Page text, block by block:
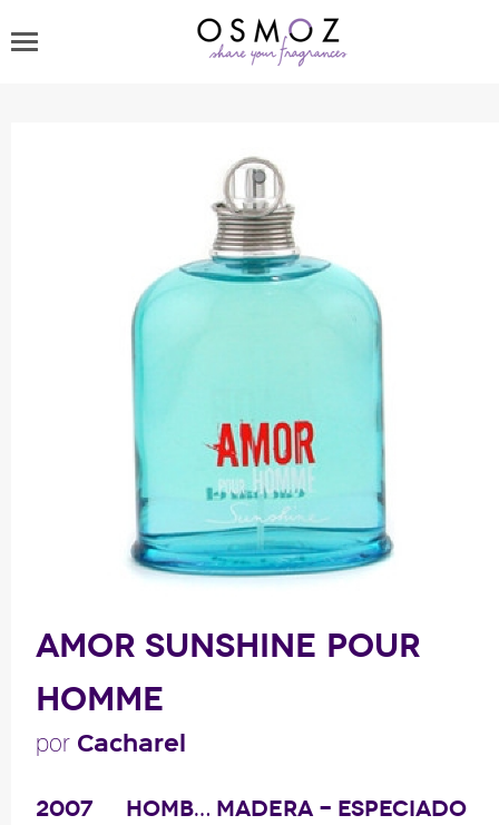
AMOR SUNSHINE POUR
HOMME
por Cacharel
2007 HOMBRE MADERA - ESPECIADO